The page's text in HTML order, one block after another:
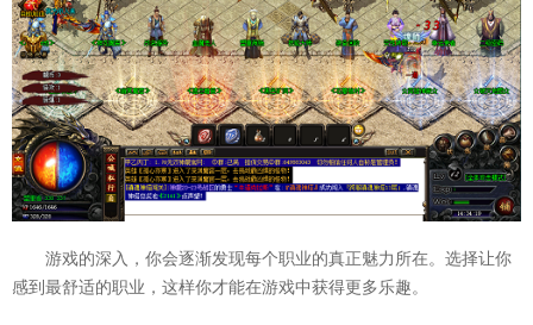
游戏的深入，你会逐渐发现每个职业的真正魅力所在。选择让你
感到最舒适的职业，这样你才能在游戏中获得更多乐趣。